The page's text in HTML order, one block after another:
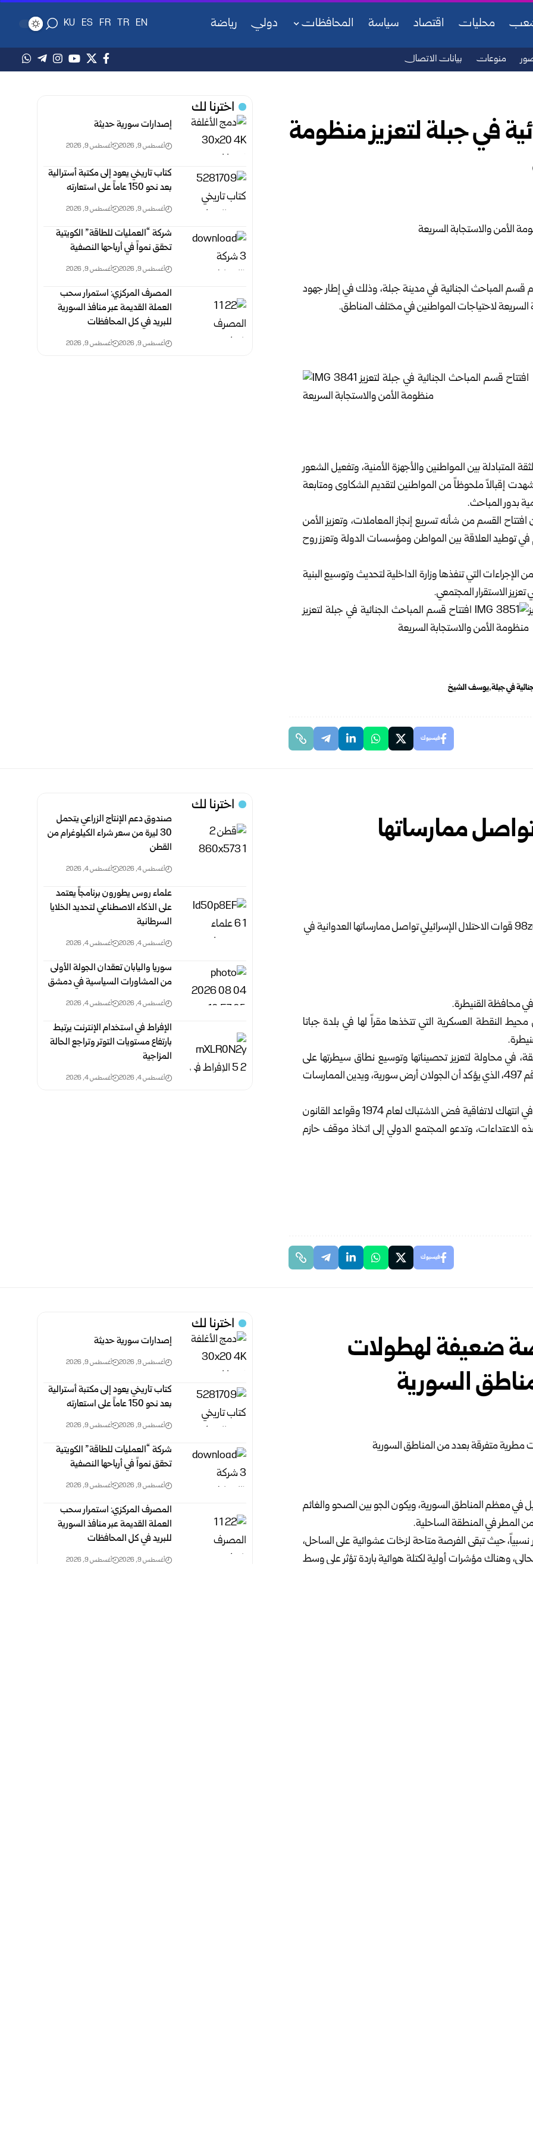
محليات اقتصاد سياسة المحافظات دولي رياضة EN
TR
FR
ES
KU
منوعات بيانات الاتصال
في جبلة لتعزيز منظومة
قسم المباحث الجنائية في مدينة جبلة، وذلك في إطار جهود
السريعة لاحتياجات المواطنين في مختلف المناطق.
بين المواطنين والأجهزة الأمنية، وتفعيل الشعور
إقبالاً ملحوظاً من المواطنين لتقديم الشكاوى ومتابعة
بدور المباحث.
القسم من شأنه تسريع إنجاز المعاملات، وتعزيز الأمن
في توطيد العلاقة بين المواطن ومؤسسات الدولة وتعزز روح
التي تنفذها وزارة الداخليةلتحديث وتوسيع البنية
الاستقرار المجتمعي.
في جبلة يوسف الشيخ
فيسبوك
اخترنا لك
إصدارات سورية حديثة
أغسطس 9, 2026 أغسطس 9, 2026
كتاب تاريخي يعود إلى مكتبة أسترالية
بعد نحو 150 عاماً على استعارته
أغسطس 9, 2026 أغسطس 9, 2026
شركة “العمليات للطاقة” الكويتية
تحقق نمواً في أرباحها النصفية
أغسطس 9, 2026 أغسطس 9, 2026
المصرف المركزي: استمرار سحب
العملة القديمة عبر منافذ ‏السورية
للبريد في كل المحافظات ‏
أغسطس 9, 2026 أغسطس 9, 2026
ممارساتها
في محافظة القنيطرة.
النقطة العسكرية التي تتخذها مقراً لها في بلدة جباتا
في محاولة لتعزيز تحصيناتها وتوسيع نطاق سيطرتها على
الأراضي المحيطة، في خرقٍ جديدٍ لقرار مجلس الأمن الدولي رقم 497، الذي يؤكد أن الجولان أرض سورية، ويدين الممارسات
ويواصل الاحتلال الإسرائيلي اعتداءاته على الأراضي السورية في انتهاك لاتفاقية فض الاشتباك لعام 1974 وقواعد القانون
الاعتداءات، وتدعو المجتمع الدولي إلى اتخاذ موقف حازم
فيسبوك
اخترنا لك
صندوق دعم الإنتاج الزراعي يتحمل
30 ليرة من سعر شراء الكيلوغرام من
‏القطن
أغسطس 4, 2026 أغسطس 4, 2026
علماء روس يطورون برنامجاً يعتمد
على الذكاء الاصطناعي لتحديد الخلايا
السرطانية
أغسطس 4, 2026 أغسطس 4, 2026
سوريا واليابان تعقدان الجولة الأولى
من المشاورات السياسية في دمشق
أغسطس 4, 2026 أغسطس 4, 2026
الإفراط في استخدام الإنترنت يرتبط
بارتفاع مستويات التوتر وتراجع الحالة
المزاجية
أغسطس 4, 2026 أغسطس 4, 2026
ضعيفة لهطولات
السورية
في معظم المناطق السورية، ويكون الجو بين الصحو والغائم
المطر في المنطقة الساحلية.
نسبياً، حيث تبقى الفرصة متاحة لزخات عشوائية على الساحل،
وهناك مؤشرات أولية لكتلة هوائية باردة تؤثر على وسط
اخترنا لك
إصدارات سورية حديثة
أغسطس 9, 2026 أغسطس 9, 2026
كتاب تاريخي يعود إلى مكتبة أسترالية
بعد نحو 150 عاماً على استعارته
أغسطس 9, 2026 أغسطس 9, 2026
شركة “العمليات للطاقة” الكويتية
تحقق نمواً في أرباحها النصفية
أغسطس 9, 2026 أغسطس 9, 2026
المصرف المركزي: استمرار سحب
العملة القديمة عبر منافذ ‏السورية
للبريد في كل المحافظات ‏
أغسطس 9, 2026 أغسطس 9, 2026